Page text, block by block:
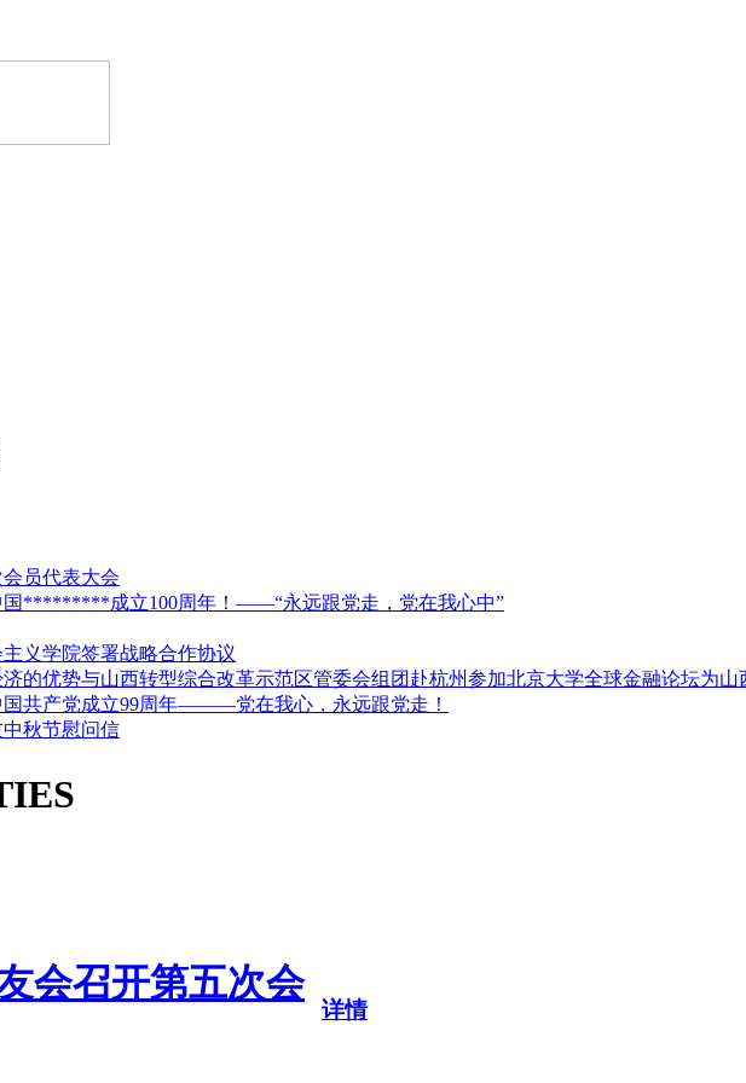
员代表大会
国*********成立100周年！——“永远跟党走，党在我心中”
义学院签署战略合作协议
的优势与山西转型综合改革示范区管委会组团赴杭州参加北京大学全球金融论坛为山
国共产党成立99周年———党在我心，永远跟党走！
秋节慰问信
会召开第五次会
详情